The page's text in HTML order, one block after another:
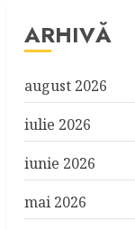
ARHIVĂ
august 2026
iulie 2026
iunie 2026
mai 2026